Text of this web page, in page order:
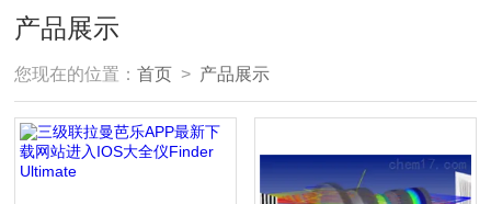
产品展示
您现在的位置：首页 > 产品展示